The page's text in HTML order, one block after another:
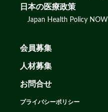
日本の医療政策
Japan Health Policy NOW
会員募集
人材募集
お問合せ
プライバシーポリシー